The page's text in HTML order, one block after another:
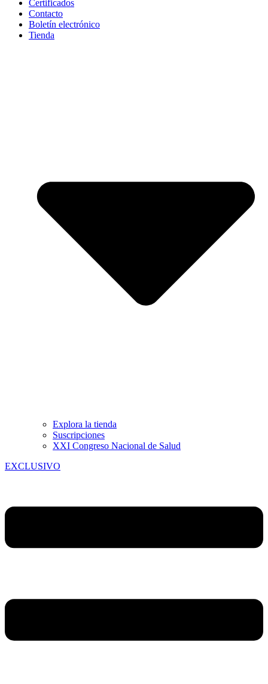
Certificados
Contacto
Boletín electrónico
Tienda
Explora la tienda
Suscripciones
XXI Congreso Nacional de Salud
EXCLUSIVO